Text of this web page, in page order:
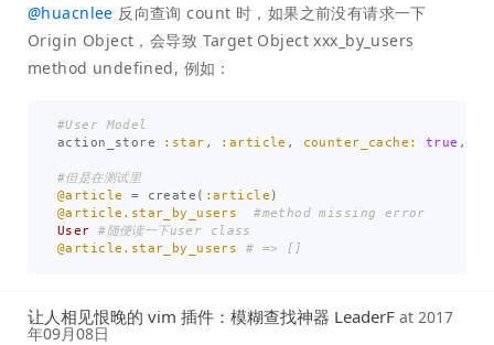
@huacnlee 反向查询 count 时，如果之前没有请求一下
Origin Object，会导致 Target Object xxx_by_users
method undefined, 例如：
#User Model
action_store
:star , :article , counter_cache: true ,
#但是在测试里
@article
= create ( :article )
@article.star_by_users
#method missing error
User
#随便读一下user class
@article.star_by_users
# => []
让人相见恨晚的 vim 插件：模糊查找神器 LeaderF at 2017
年09月08日